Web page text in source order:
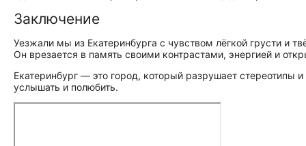
Заключение
Уезжали мы из Екатеринбурга с чувством лёгкой грусти и
Он врезается в память своими контрастами, энергией и
Екатеринбург — это город, который разрушает стереотипы
услышать и полюбить.